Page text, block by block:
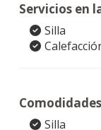
Servicios en
Silla
Silla